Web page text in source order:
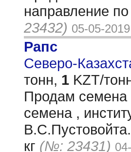
направление
23432) 05-05-2019
Рапс
Северо-
тонн, 1 KZT/
Продам семена
семена ,
кг (№: 23431)